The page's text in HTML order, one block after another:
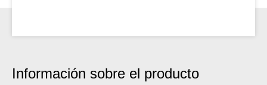
Información sobre el producto